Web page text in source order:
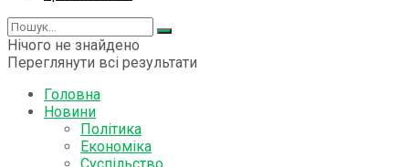
Нічого не знайдено
Переглянути всі результати
Головна
Новини
Політика
Економіка